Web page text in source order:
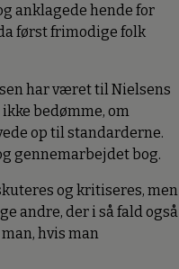
anklagede hende for
først frimodige folk
har været til Nielsens
bedømme, om
op til standarderne.
gennemarbejdet bog.
og kritiseres, men
andre, der i så fald også
hvis man